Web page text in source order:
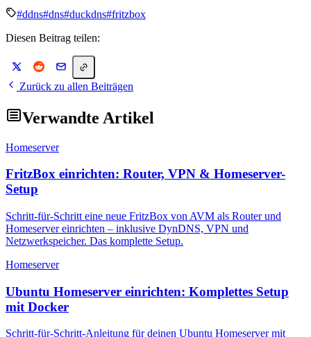
#ddns#dns#duckdns#fritzbox
Diesen Beitrag teilen:
Zurück zu allen Beiträgen
Verwandte Artikel
Homeserver
FritzBox einrichten: Router, VPN & Homeserver-
Setup
Schritt-für-Schritt eine neue FritzBox von AVM als Router und
Homeserver einrichten – inklusive DynDNS, VPN und
Netzwerkspeicher. Das komplette Setup.
Homeserver
Ubuntu Homeserver einrichten: Komplettes Setup
mit Docker
Schritt-für-Schritt-Anleitung für deinen Ubuntu Homeserver mit